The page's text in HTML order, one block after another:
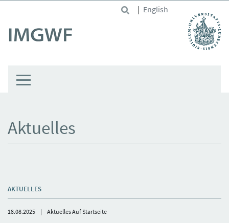
| English
Aktuelles
AKTUELLES
18.08.2025 Aktuelles Auf Startseite